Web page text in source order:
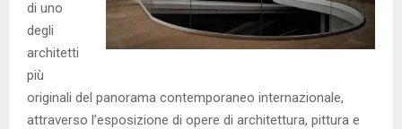
di uno
degli
architetti
più
originali del panorama contemporaneo internazionale,
attraverso l’esposizione di opere di architettura, pittura e